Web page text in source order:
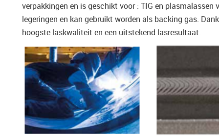
verpakkingen en is geschikt voor : TIG en
legeringen en kan gebruikt worden als backing gas.
hoogste laskwaliteit en een uitstekend lasresultaat.